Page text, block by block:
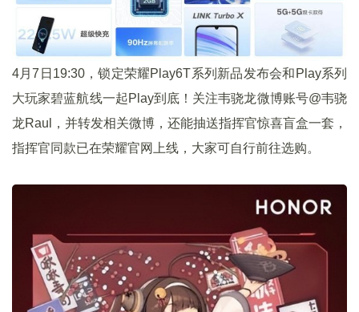
4月7日19:30，锁定荣耀Play6T系列新品发布会和Play系列
大玩家碧蓝航线一起Play到底！关注韦骁龙微博账号@韦骁
龙Raul，并转发相关微博，还能抽送指挥官惊喜盲盒一套，
指挥官同款已在荣耀官网上线，大家可自行前往选购。